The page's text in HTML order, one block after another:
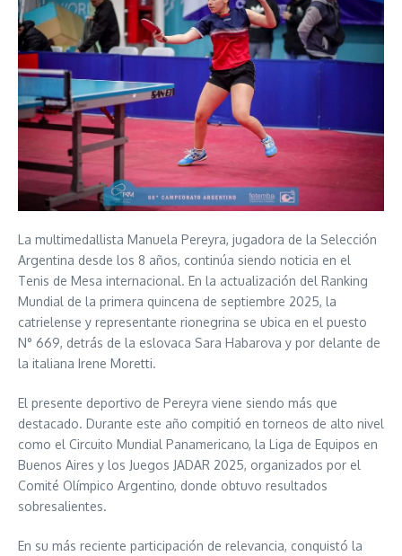
La multimedallista Manuela Pereyra, jugadora de la Selección
Argentina desde los 8 años, continúa siendo noticia en el
Tenis de Mesa internacional. En la actualización del Ranking
Mundial de la primera quincena de septiembre 2025, la
catrielense y representante rionegrina se ubica en el puesto
N° 669, detrás de la eslovaca Sara Habarova y por delante de
la italiana Irene Moretti.
El presente deportivo de Pereyra viene siendo más que
destacado. Durante este año compitió en torneos de alto nivel
como el Circuito Mundial Panamericano, la Liga de Equipos en
Buenos Aires y los Juegos JADAR 2025, organizados por el
Comité Olímpico Argentino, donde obtuvo resultados
sobresalientes.
En su más reciente participación de relevancia, conquistó la